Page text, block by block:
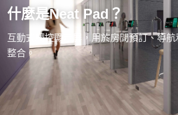
什麼是Neat Pad？
互動式觸控顯示屏，用於房間預訂、導航
整合。